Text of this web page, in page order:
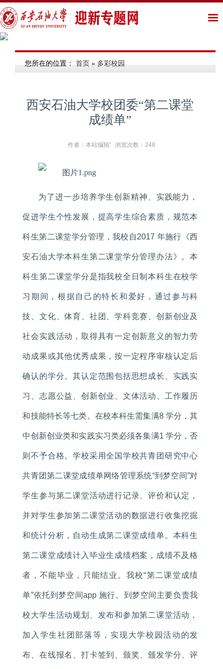
您所在的位置： 首页 » 多彩校园
西安石油大学校团委“第二课堂
成绩单”
作者：本站编辑' 浏览次数：248
为了进一步培养学生创新精神、实践能力，
促进学生个性发展，提高学生综合素质，规范本
科生第二课堂学分管理，我校自2017 年施行《西
安石油大学本科生第二课堂学分管理办法》。本
科生第二课堂学分是指我校全日制本科生在校学
习期间，根据自己的特长和爱好，通过参与科
技、文化、体育、社团、学科竞赛、创新创业及
社会实践活动，取得具有一定创新意义的智力劳
动成果或其他优秀成果，按一定程序审核认定后
确认的学分。其认定范围包括思想成长、实践实
习、志愿公益、创新创业、文体活动、工作履历
和技能特长等七类。在校本科生需集满8 学分，其
中创新创业类和实践实习类必须各集满1 学分，否
则不予合格。学校采用全国学校共青团研究中心
共青团第二课堂成绩单网络管理系统“到梦空间”对
学生参与第二课堂活动进行记录、评价和认定，
并对学生参加第二课堂活动的数据进行收集挖掘
和统计分析，自动生成第二课堂成绩单。本科生
第二课堂成绩计入毕业生成绩档案，成绩不及格
者，不能毕业，只能结业。我校“第二课堂成绩
单”依托到梦空间app 施行。到梦空间主要负责我
校大学生活动规划、发布和参加第二课堂活动，
加入学生社团部落等，实现大学校园活动的发
布、在线报名、打卡签到、颁奖、颁发学分、评